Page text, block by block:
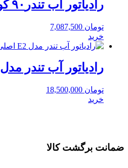
رادیاتور آب تندر۹۰ کوشش مدل E3
تومان
خرید
رادیاتور آب تندر مدل E2 اصلی
تومان
خرید
ضمانت برگشت کالا